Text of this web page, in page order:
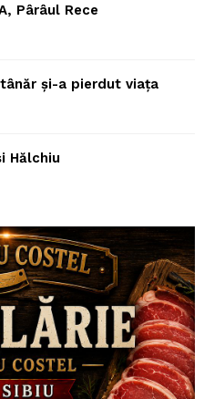
Pârâul Rece
și-a pierdut viața
Hălchiu